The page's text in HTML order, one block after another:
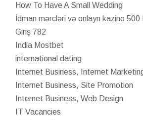
How To Have A Small Wedding
İdman mərcləri və onlayn kazino 500
Giriş 782
India Mostbet
international dating
Internet Business, Internet
Internet Business, Site Promotion
Internet Business, Web Design
IT Vacancies